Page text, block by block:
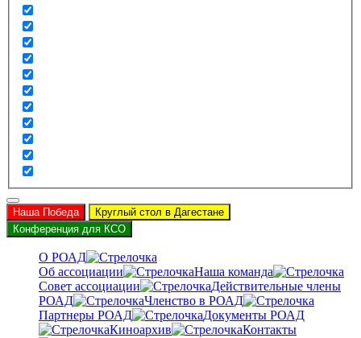
Наша Победа
Круглый стол в Дагестане
Конференция для КСО
О РОАД
Об ассоциации
Наша команда
Совет ассоциации
Действительные члены
РОАД
Членство в РОАД
Партнеры РОАД
Документы РОАД
Киноархив
Контакты